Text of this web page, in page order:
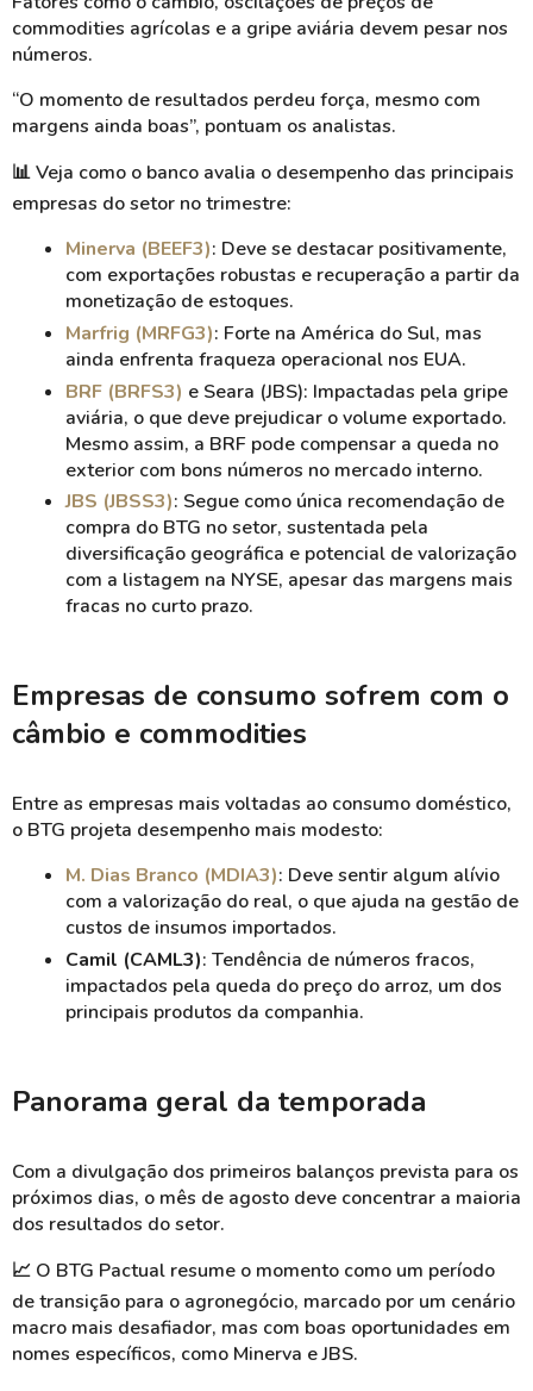
commodities agrícolas e a gripe aviária devem pesar nos
números.
“O momento de resultados perdeu força, mesmo com
margens ainda boas”, pontuam os analistas.
📊Veja como o banco avalia o desempenho das principais
empresas do setor no trimestre:
Minerva (BEEF3): Deve se destacar positivamente,
com exportações robustas e recuperação a partir da
monetização de estoques.
Marfrig (MRFG3): Forte na América do Sul, mas
ainda enfrenta fraqueza operacional nos EUA.
BRF (BRFS3) e Seara (JBS): Impactadas pela gripe
aviária, o que deve prejudicar o volume exportado.
Mesmo assim, a BRF pode compensar a queda no
exterior com bons números no mercado interno.
JBS (JBSS3): Segue como única recomendação de
compra do BTG no setor, sustentada pela
diversificação geográfica e potencial de valorização
com a listagem na NYSE, apesar das margens mais
fracas no curto prazo.
Empresas de consumo sofrem com o
câmbio e commodities
Entre as empresas mais voltadas ao consumo doméstico,
o BTG projeta desempenho mais modesto:
M. Dias Branco (MDIA3): Deve sentir algum alívio
com a valorização do real, o que ajuda na gestão de
custos de insumos importados.
Camil (CAML3): Tendência de números fracos,
impactados pela queda do preço do arroz, um dos
principais produtos da companhia.
Panorama geral da temporada
Com a divulgação dos primeiros balanços prevista para os
próximos dias, o mês de agosto deve concentrar a maioria
dos resultados do setor.
📈 O BTG Pactual resume o momento como um período
de transição para o agronegócio, marcado por um cenário
macro mais desafiador, mas com boas oportunidades em
nomes específicos, como Minerva e JBS.